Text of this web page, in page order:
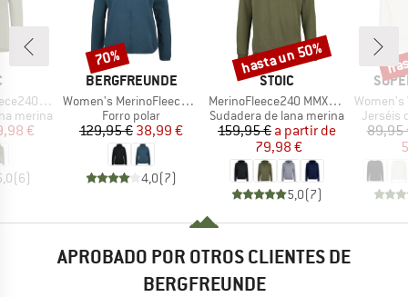
Hoody
merina
reducido
€
(6)
MARCA
BERGFREUNDE
Artículo
Women's MerinoFleece NeuffenBF. Zip Hoody
Product group
Forro polar
Precio
129,95 €Precio reducido
38,99 €
4,0(7)
Descuento
70%
MARCA
STOIC
Artículo
MerinoFleece240 MMXX.Persberg Hoody
Product group
Sudadera de lana merina
Precio
159,95 € Precio reducido
a partir de
79,98 €
5,0(7)
Descuento
hasta un 50%
Artículo
Women's
Jerséis
89,95
APROBADO POR OTROS CLIENTES DE
BERGFREUNDE